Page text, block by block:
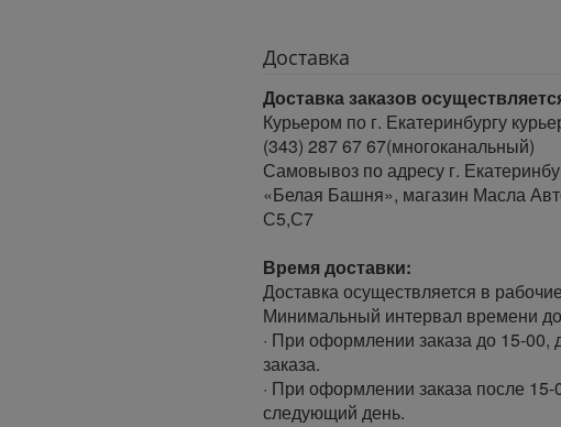
Доставка
Доставка заказов
Курьером по г. Екатеринбургу
(343) 287 67 67(многоканальный)
Самовывоз по адресу г.
«Белая Башня», магазин Масла
С5,С7
Время доставки:
Доставка осуществляется в
Минимальный интервал времени
· При оформлении заказа до 15-00,
заказа.
· При оформлении заказа после
следующий день.